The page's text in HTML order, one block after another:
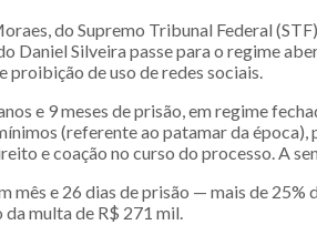
do Supremo Tribunal Federal
Daniel Silveira passe para o regime
de uso de redes sociais.
e 9 meses de prisão, em regime
(referente ao patamar da época),
e coação no curso do processo. A
mês e 26 dias de prisão — mais de 25%
multa de R$ 271 mil.